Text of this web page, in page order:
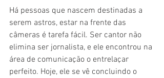
Há pessoas que nascem destinadas a
serem astros, estar na frente das
câmeras é tarefa fácil. Ser cantor não
elimina ser jornalista, e ele encontrou na
área de comunicação o entrelaçar
perfeito. Hoje, ele se vê concluindo o